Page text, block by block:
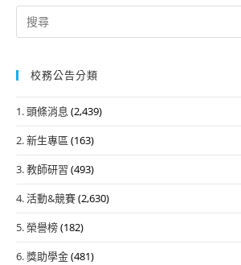
Search
for:
校務公告分類
1. 頭條消息 (2,439)
2. 新生專區 (163)
3. 教師研習 (493)
4. 活動&競賽(2,630)
5. 榮譽榜(182)
6. 獎助學金(481)